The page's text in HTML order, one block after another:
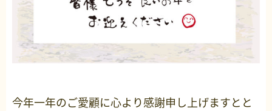
今年一年のご愛顧に心より感謝申し上げますとと